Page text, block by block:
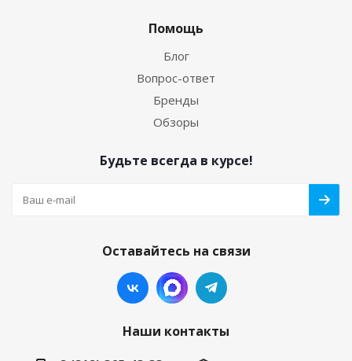
Помощь
Блог
Вопрос-ответ
Бренды
Обзоры
Будьте всегда в курсе!
Оставайтесь на связи
Наши контакты